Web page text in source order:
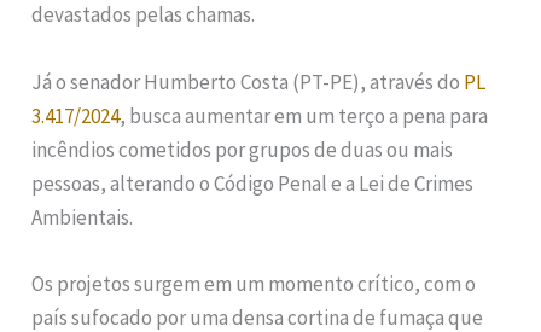
devastados pelas chamas.
Já o senador Humberto Costa (PT-PE), através do PL
3.417/2024, busca aumentar em um terço a pena para
incêndios cometidos por grupos de duas ou mais
pessoas, alterando o Código Penal e a Lei de Crimes
Ambientais.
Os projetos surgem em um momento crítico, com o
país sufocado por uma densa cortina de fumaça que